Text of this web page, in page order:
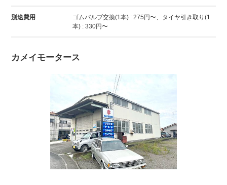
別途費用
ゴムバルブ交換(1本) : 275円〜、タイヤ引き取り(1
本) : 330円〜
カメイモータース